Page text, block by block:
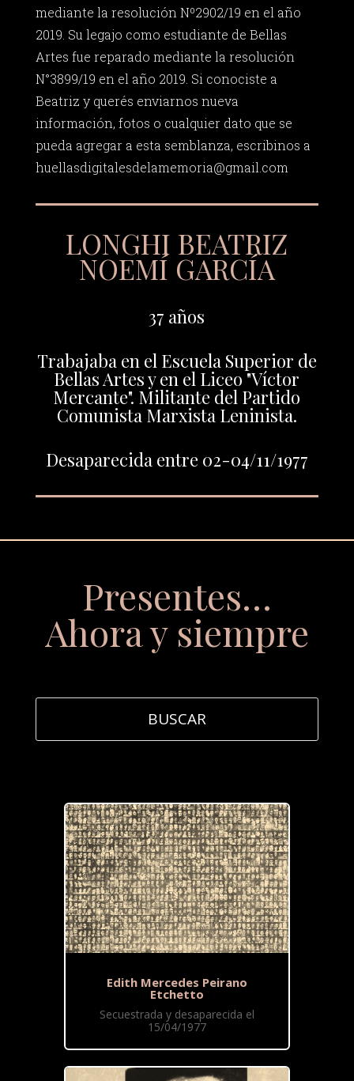
mediante la resolución Nº2902/19 en el año
2019. Su legajo como estudiante de Bellas
Artes fue reparado mediante la resolución
N°3899/19 en el año 2019. Si conociste a
Beatriz y querés enviarnos nueva
información, fotos o cualquier dato que se
pueda agregar a esta semblanza, escribinos a
huellasdigitalesdelamemoria@gmail.com
LONGHI BEATRIZ
NOEMÍ GARCÍA
37 años
Trabajaba en el Escuela Superior de
Bellas Artes y en el Liceo "Víctor
Mercante". Militante del Partido
Comunista Marxista Leninista.
Desaparecida entre 02-04/11/1977
Presentes…
Ahora y siempre
Edith Mercedes Peirano
Etchetto
Secuestrada y desaparecida el
15/04/1977